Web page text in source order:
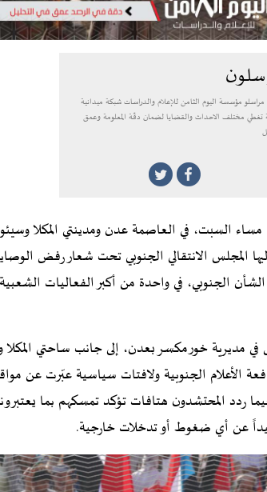
مؤسسة اليوم الثامن للإعلام والدراسات شبكة ميدانية
تغطي مختلف الاحداث والقضايا لضمان دقّة المعلومة وعمق
مساء السبت، في العاصمة عدن ومدينتي المكلا
المجلس الانتقالي الجنوبي تحت شعار رفض
الجنوبي، في واحدة من أكبر الفعاليات
مديرية خورمكسر بعدن، إلى جانب ساحتي
الأعلام الجنوبية ولافتات سياسية عبّرت عن
ردد المحتشدون هتافات تؤكد تمسكهم بما
عن أي ضغوط أو تدخلات خارجية.